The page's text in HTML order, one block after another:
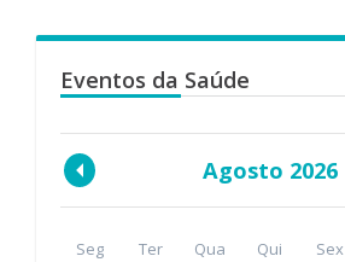
Eventos da Saúde
Agosto 2026
Seg Ter Qua Qui Sex